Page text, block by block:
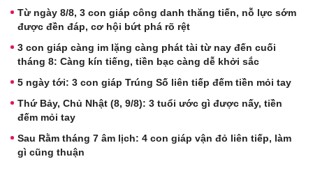
Từ ngày 8/8, 3 con giáp công danh thăng tiến, nỗ lực sớm
được đền đáp, cơ hội bứt phá rõ rệt
3 con giáp càng im lặng càng phát tài từ nay đến cuối
tháng 8: Càng kín tiếng, tiền bạc càng dễ khởi sắc
5 ngày tới: 3 con giáp Trúng Số liên tiếp đếm tiền mỏi tay
Thứ Bảy, Chủ Nhật (8, 9/8): 3 tuổi ước gì được nấy, tiền
đếm mỏi tay
Sau Rằm tháng 7 âm lịch: 4 con giáp vận đỏ liên tiếp, làm
gì cũng thuận